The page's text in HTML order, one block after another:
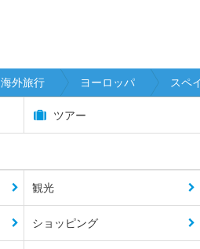
海外旅行 ヨーロッパ スペ
ツアー
観光
ショッピング